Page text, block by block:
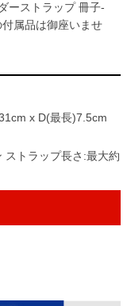
ーストラップ 冊子-
属品は御座いませ
x D(最長)7.5cm
ストラップ長さ:最大約